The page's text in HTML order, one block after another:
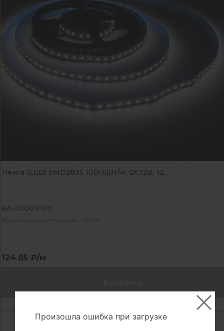
Лента (LED) SMD2835 10(9,6)Вт/м, DC12В, 12...
КА-01009197
На центральном складе - 905 м
124.85 ₽/м
Произошла ошибка при загрузке